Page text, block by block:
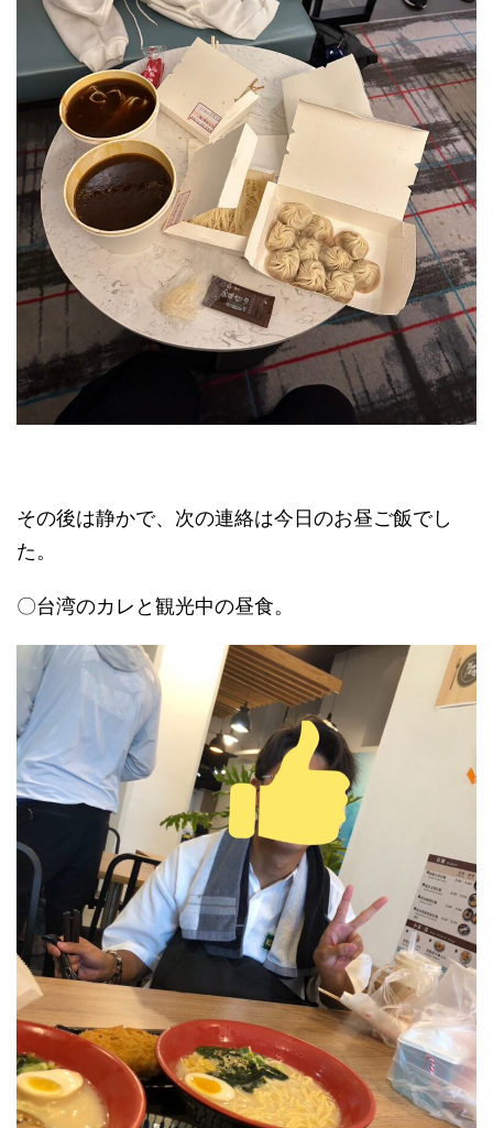
その後は静かで、次の連絡は今日のお昼ご飯でし
た。
〇台湾のカレと観光中の昼食。